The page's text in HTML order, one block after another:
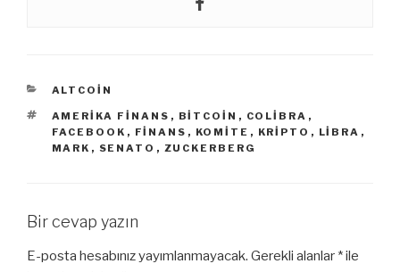
KATEGORILER
ALTCOIN
ETIKETLER
AMERIKA FINANS , BITCOIN , COLIBRA ,
FACEBOOK , FINANS , KOMITE , KRIPTO , LIBRA ,
MARK , SENATO , ZUCKERBERG
Bir cevap yazın
E-posta hesabınız yayımlanmayacak. Gerekli alanlar *ile